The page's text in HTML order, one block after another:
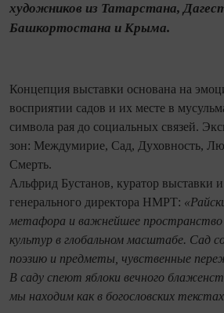
художников из Татарстана,
Башкортостана и Крыма.
Концепция выставки основана на
восприятии садов и их месте в
символа рая до социальных связей.
зон: Междумирие, Сад, Духовность,
Смерть.
Альфрид Бустанов, куратор выставки
генерального директора НМРТ:
метафора и важнейшее пространство
культур в глобальном масштабе. Сад
поэзию и предметы, чувственные
В саду спеют яблоки вечного
мы находим как в богословских